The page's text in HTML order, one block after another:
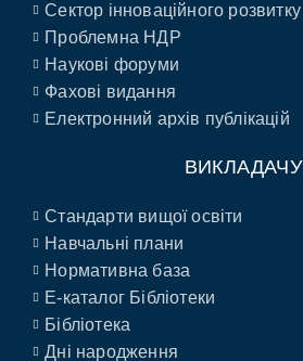
Сектор інноваційного розвитку
Проблемна НДР
Наукові форуми
Фахові видання
Електронний архів публікацій
ВИКЛАДАЧУ
Стандарти вищої освіти
Навчальні плани
Нормативна база
E-каталог Бібліотеки
Бібліотека
Дні народження